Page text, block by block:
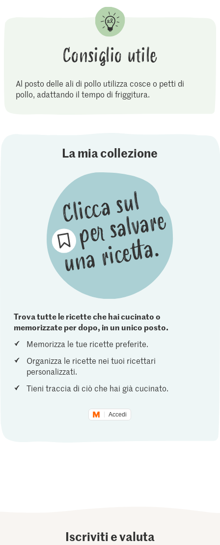
Consiglio utile
Al posto delle ali di pollo utilizza cosce o petti di
pollo, adattando il tempo di friggitura.
La mia collezione
Trova tutte le ricette che hai cucinato o
memorizzate per dopo, in un unico posto.
Memorizza le tue ricette preferite.
Organizza le ricette nei tuoi ricettari
personalizzati.
Tieni traccia di ciò che hai già cucinato.
Accedi
Iscriviti e valuta